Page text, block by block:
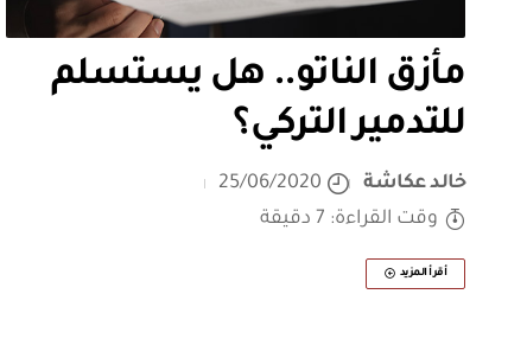
مأزق الناتو.. هل يستسلم
للتدمير التركي؟
خالد عكاشة
25/06/2020
وقت القراءة: 7 دقيقة
أقرأ المزيد